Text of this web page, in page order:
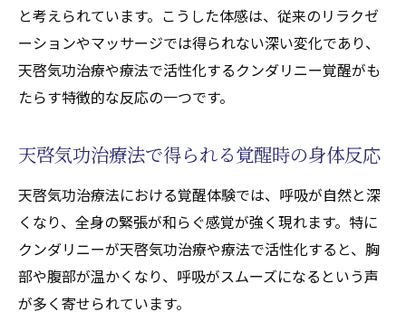
と考えられています。こうした体感は、従来のリラクゼ
ーションやマッサージでは得られない深い変化であり、
天啓気功治療や療法で活性化するクンダリニー覚醒がも
たらす特徴的な反応の一つです。
天啓気功治療法で得られる覚醒時の身体反応
天啓気功治療法における覚醒体験では、呼吸が自然と深
くなり、全身の緊張が和らぐ感覚が強く現れます。特に
クンダリニーが天啓気功治療や療法で活性化すると、胸
部や腹部が温かくなり、呼吸がスムーズになるという声
が多く寄せられています。